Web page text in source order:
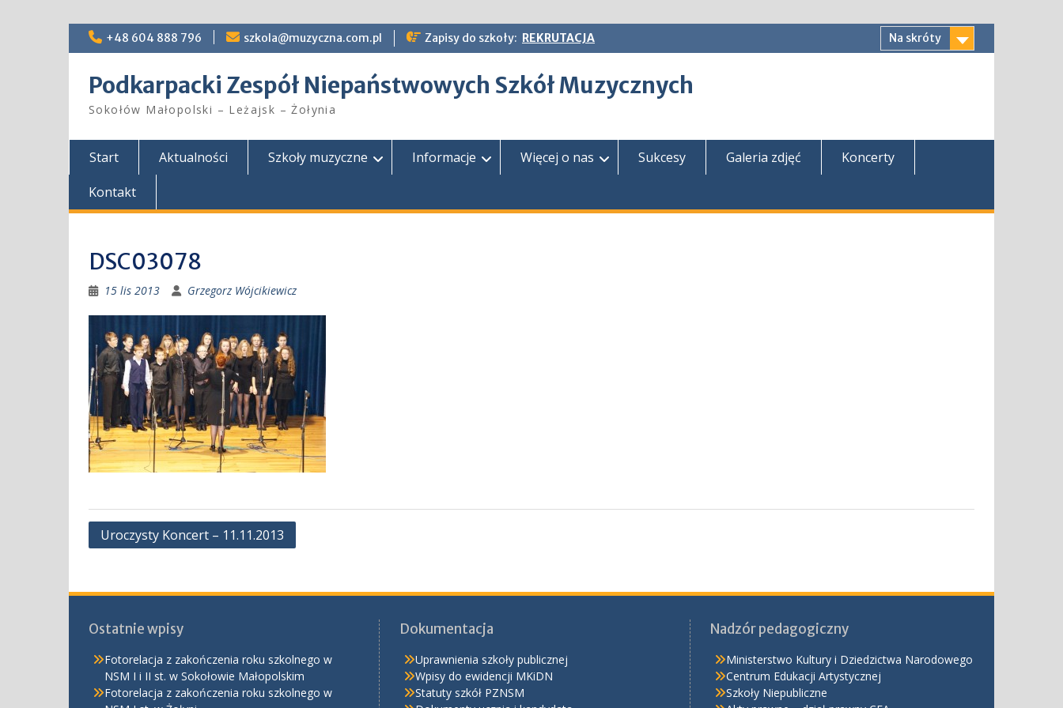
Skip
+48 604 888 796 szkola@muzyczna.com.pl Zapisy do szkoły: REKRUTACJA Na skróty
Podkarpacki Zespół Niepaństwowych Szkół Muzycznych
Sokołów Małopolski – Leżajsk – Żołynia
Start Aktualności Szkoły muzyczne Informacje Więcej o nas Sukcesy Galeria zdjęć
Koncerty
Kontakt
DSC03078
15 lis 2013 Grzegorz Wójcikiewicz
Nawigacja
Uroczysty Koncert – 11.11.2013
Ostatnie wpisy
Fotorelacja z zakończenia roku szkolnego w
NSM I i II st. w Sokołowie Małopolskim
Fotorelacja z zakończenia roku szkolnego w
Dokumentacja
Uprawnienia szkoły publicznej
Wpisy do ewidencji MKiDN
Statuty szkół PZNSM
Nadzór pedagogiczny
Ministerstwo Kultury i Dziedzictwa Narodowego
Centrum Edukacji Artystycznej
Szkoły Niepubliczne